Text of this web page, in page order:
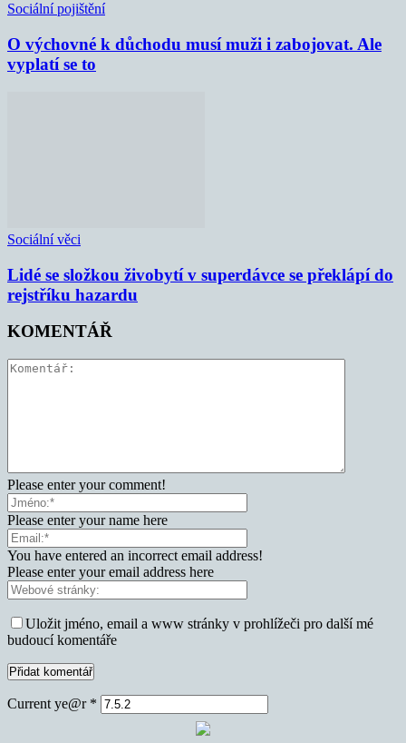
Sociální pojištění
O výchovné k důchodu musí muži i zabojovat. Ale
vyplatí se to
Sociální věci
Lidé se složkou živobytí v superdávce se překlápí do
rejstříku hazardu
KOMENTÁŘ
Please enter your comment!
Please enter your name here
You have entered an incorrect email address!
Please enter your email address here
Uložit jméno, email a www stránky v prohlížeči pro další mé
budoucí komentáře
Current ye@r *